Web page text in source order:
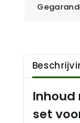
set